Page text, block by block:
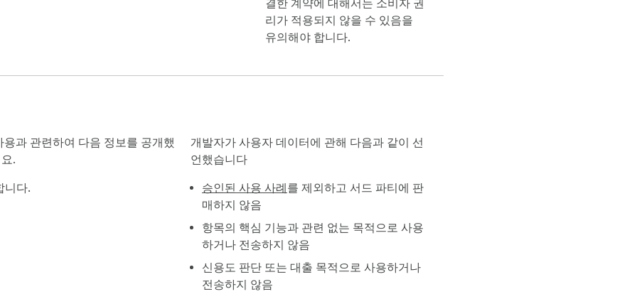
결한 계약에 대해서는 소비자 권
리가 적용되지 않을 수 있음을
유의해야 합니다.
과 관련하여 다음 정보를 공개했
.
니다.
개발자가 사용자 데이터에 관해 다음과 같이 선
언했습니다
승인된 사용 사례 를 제외하고 서드 파티에 판
매하지 않음
항목의 핵심 기능과 관련 없는 목적으로 사용
하거나 전송하지 않음
신용도 판단 또는 대출 목적으로 사용하거나
전송하지 않음